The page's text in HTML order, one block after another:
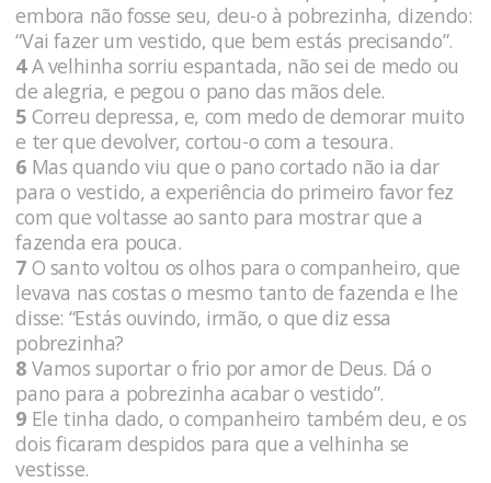
embora não fosse seu, deu-o à pobrezinha, dizendo:
“Vai fazer um vestido, que bem estás precisando”.
4A velhinha sorriu espantada, não sei de medo ou
de alegria, e pegou o pano das mãos dele.
5 Correu depressa, e, com medo de demorar muito
e ter que devolver, cortou-o com a tesoura.
6 Mas quando viu que o pano cortado não ia dar
para o vestido, a experiência do primeiro favor fez
com que voltasse ao santo para mostrar que a
fazenda era pouca.
7 O santo voltou os olhos para o companheiro, que
levava nas costas o mesmo tanto de fazenda e lhe
disse: “Estás ouvindo, irmão, o que diz essa
pobrezinha?
8 Vamos suportar o frio por amor de Deus. Dá o
pano para a pobrezinha acabar o vestido”.
9 Ele tinha dado, o companheiro também deu, e os
dois ficaram despidos para que a velhinha se
vestisse.